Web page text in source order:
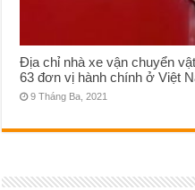
Địa chỉ nhà xe vận chuyển
63 đơn vị hành chính ở Việt
9 Tháng Ba, 2021